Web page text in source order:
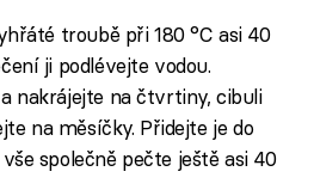
troubě při 180 °C asi 40
ji podlévejte vodou.
nakrájejte na čtvrtiny, cibuli
na měsíčky. Přidejte je do
společně pečte ještě asi 40